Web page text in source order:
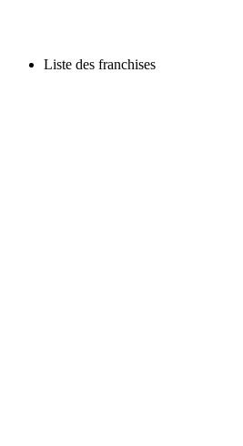
Liste des franchises